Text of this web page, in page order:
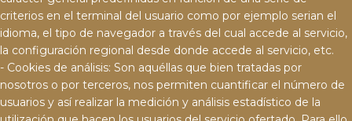
criterios en el terminal del usuario como por ejemplo serian el
idioma, el tipo de navegador a través del cual accede al servicio,
la configuración regional desde donde accede al servicio, etc.
- Cookies de análisis: Son aquéllas que bien tratadas por
nosotros o por terceros, nos permiten cuantificar el número de
usuarios y así realizar la medición y análisis estadístico de la